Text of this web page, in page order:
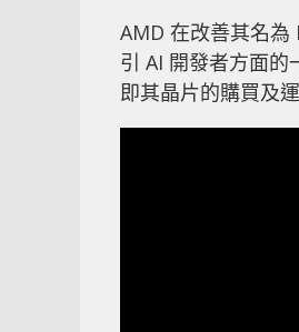
AMD 在改善其名為
引 AI 開發者方面的
即其晶片的購買及